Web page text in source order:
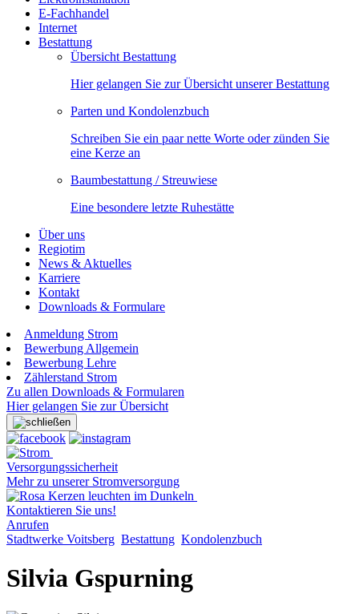
E-Fachhandel
Internet
Bestattung
Übersicht Bestattung
Hier gelangen Sie zur Übersicht unserer Bestattung
Parten und Kondolenzbuch
Schreiben Sie ein paar nette Worte oder zünden Sie
eine Kerze an
Baumbestattung / Streuwiese
Eine besondere letzte Ruhestätte
Über uns
Regiotim
News & Aktuelles
Karriere
Kontakt
Downloads & Formulare
Anmeldung Strom
Bewerbung Allgemein
Bewerbung Lehre
Zählerstand Strom
Zu allen Downloads & Formularen
Hier gelangen Sie zur Übersicht
Versorgungssicherheit
Mehr zu unserer Stromversorgung
Kontaktieren Sie uns!
Anrufen
Stadtwerke Voitsberg Bestattung Kondolenzbuch
Silvia Gspurning